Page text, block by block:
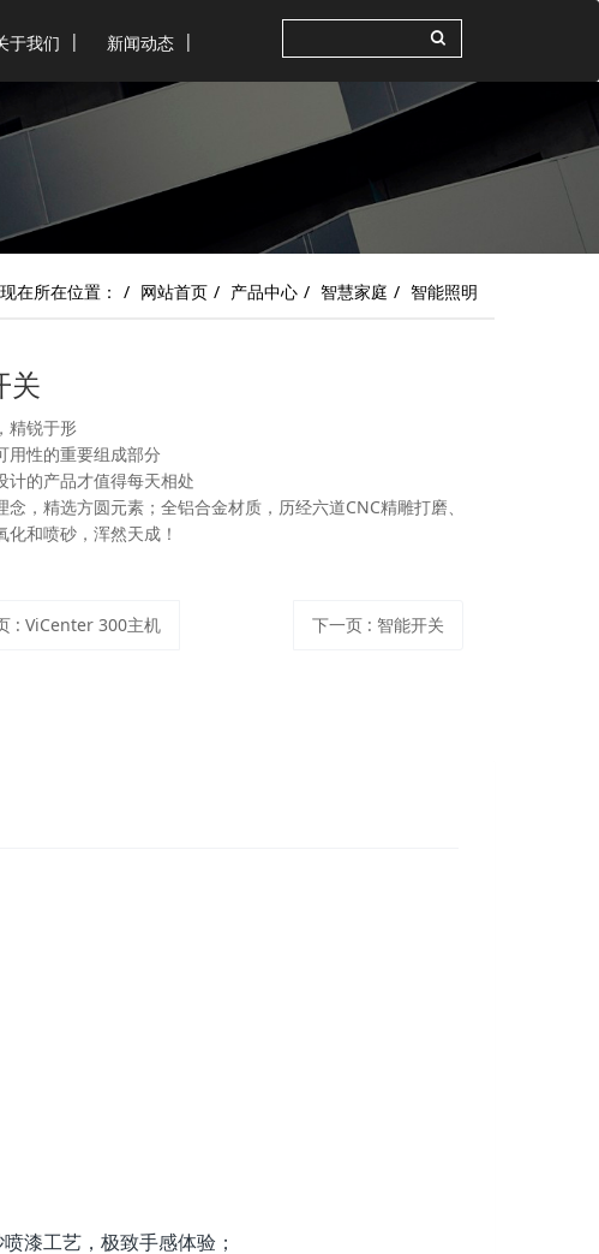
于我们 新闻动态
在所在位置： 网站首页 产品中心 智慧家庭 智能照明
关
精锐于形
用性的重要组成部分
计的产品才值得每天相处
念，精选方圆元素；全铝合金材质，历经六道CNC精雕打磨、
化和喷砂，浑然天成！
: ViCenter 300主机 下一页 : 智能开关
漆工艺，极致手感体验；